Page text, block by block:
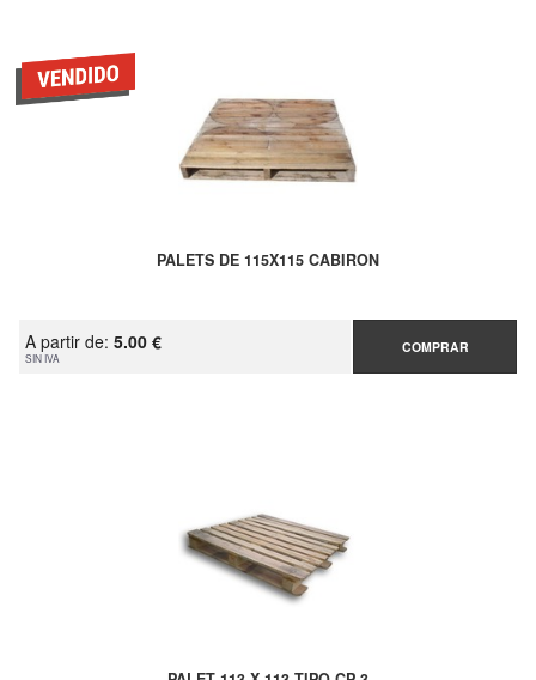
PALETS DE 115X115 CABIRON
A partir de: 5.00 €
SIN IVA
COMPRAR